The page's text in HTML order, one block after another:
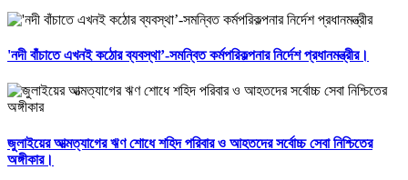
'নদী বাঁচাতে এখনই কঠোর ব্যবস্থা’-সমন্বিত কর্মপরিকল্পনার নির্দেশ প্রধানমন্ত্রীর।
জুলাইয়ের আত্মত্যাগের ঋণ শোধে শহিদ পরিবার ও আহতদের সর্বোচ্চ সেবা নিশ্চিতের
অঙ্গীকার।